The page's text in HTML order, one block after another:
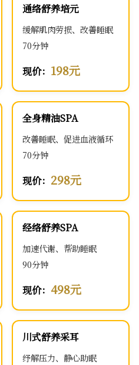
通络舒养培元
缓解肌肉劳损、改善睡眠
70分钟
现价： 198元
全身精油SPA
改善睡眠、促进血液循环
70分钟
现价： 298元
经络舒养SPA
加速代谢、帮助睡眠
90分钟
现价： 498元
川式舒养采耳
纾解压力、静心助眠